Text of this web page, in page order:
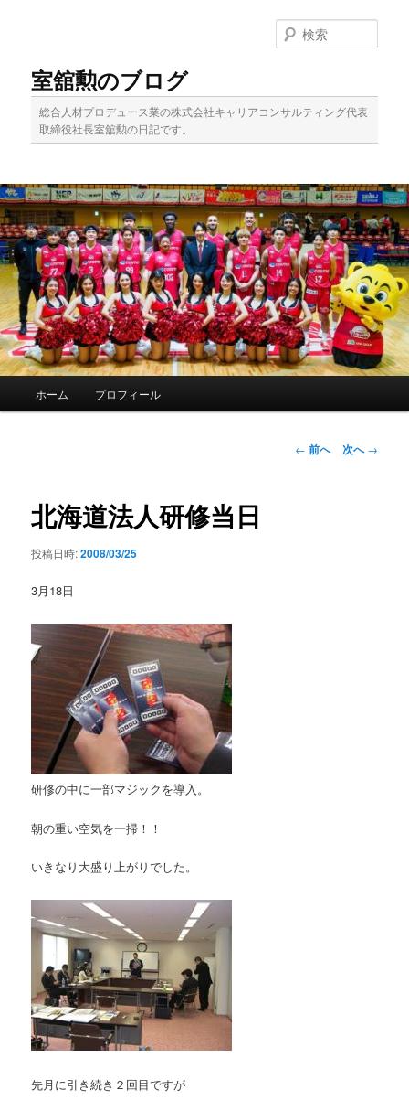
移
動
室舘勲のブログ
総合人材プロデュース業の株式会社キャリアコンサルティング代表
取締役社長室舘勲の日記です。
索
ホーム プロフィール
投← 前へ 次へ→
北海道法人研修当日
投稿日時:2008/03/25
3月18日
研修の中に一部マジックを導入。
朝の重い空気を一掃！！
いきなり大盛り上がりでした。
先月に引き続き２回目ですが